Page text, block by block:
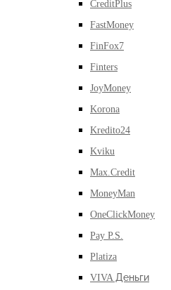
CreditPlus
FastMoney
FinFox7
Finters
JoyMoney
Korona
Kredito24
Kviku
Max.Credit
MoneyMan
OneClickMoney
Pay P.S.
Platiza
VIVA Деньги